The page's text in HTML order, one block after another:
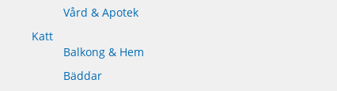
Vård & Apotek
Katt
Balkong & Hem
Bäddar